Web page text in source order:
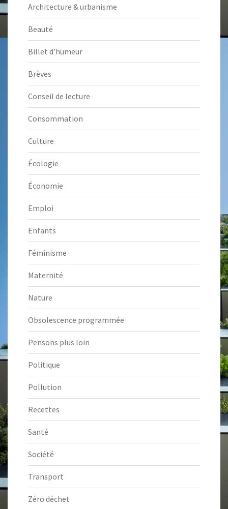
Architecture & urbanisme
Beauté
Billet d’humeur
Brèves
Conseil de lecture
Consommation
Culture
Écologie
Économie
Emploi
Enfants
Féminisme
Maternité
Nature
Obsolescence programmée
Pensons plus loin
Politique
Pollution
Recettes
Santé
Société
Transport
Zéro déchet